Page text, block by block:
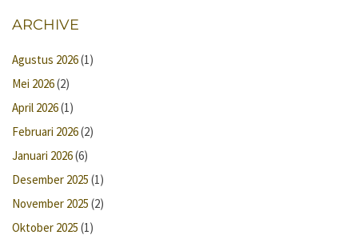
ARCHIVE
Agustus 2026(1)
Mei 2026(2)
April 2026(1)
Februari 2026(2)
Januari 2026(6)
Desember 2025 (1)
November 2025 (2)
Oktober 2025 (1)